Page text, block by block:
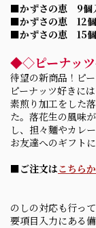
■かずさの恵 9
■かずさの恵 12
■かずさの恵 15
◆◇ピーナッ
待望の新商品！ピ
ピーナッツ好きに
素煎り加工をした
た。落花生の風味
し、担々麵やカレ
お友達へのギフト
■ご注文はこちら
のしの対応も行っ
要項目入力にある